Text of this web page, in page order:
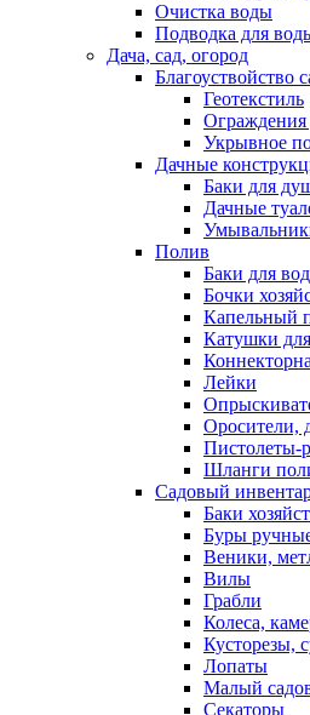
Очистка воды
Подводка для
Дача, сад, огород
Благоуствойство
Геотекстиль
Ограждения
Укрывное
Дачные
Баки для
Дачные
Полив
Баки для
Бочки
Капельный
Катушки
Лейки
Оросители,
Пистолеты-
Шланги
Садовый
Баки
Буры
Веники,
Вилы
Грабли
Колеса,
Кусторезы,
Лопаты
Малый
Секаторы